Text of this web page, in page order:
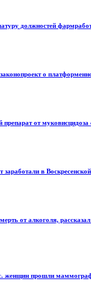
должностей
о
от муковисцидоза
в
от алкоголя,
женщин прошли